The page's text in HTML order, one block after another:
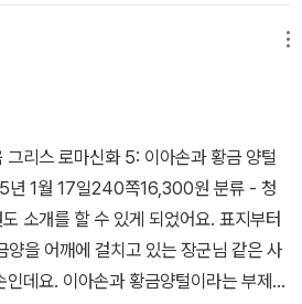
모여라~그리스 로마 신화에서 멋지다라
클레스 포함)이 모여 최고의 목고 장인
얼마나 대단한 장인이었던지 architec
고호를 타고 산넘고 물건너 바다 건너 떠
아스의 아들도 있었다는…(아들이 봐도
편에 서겠어!)여정 중의 고비가 수차례
짝짓기하고 알콩달콩 살다가 시간 허비
아니였음 여기 정착했지. 😜헤라클레스
게 잃고 헤라클레스와 포이아스는 여기
겨져 있어서, 이아손은 믿을 수 있는 영
대모험을 시작하게 돼요.아이에게는 이
말 흥미진진하게 느껴졌고, 특히 여자
용을 물리치는 장면이 재미있다고 했어
을 찾고, 메데이아의 도움을 받으면서 점
에 큰 감동을 받았다고 해요.책 속에서
여러 어려움을 이겨내고 계속 나아가는
망을 주었어요. 그리고 가장 중요한 건
한 부분을 고정욱 작가님이 주석으로 쉽
도 쉽고 재미있게 다가갈 수 있었어요.
그리스 로마신화 5: 이아손과 황금 양털
년 1월 17일240쪽16,300원 분류 - 청
소개를 할 수 있게 되었어요. 표지부터
양을 어깨에 걸치고 있는 장군님 같은 사
데요. 이아손과 황금양털이라는 부제에